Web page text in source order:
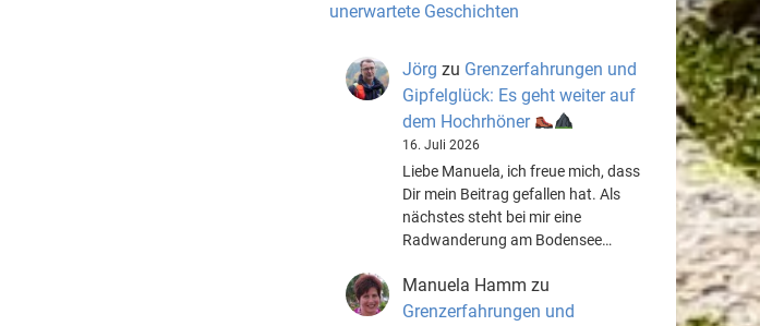
unerwartete Geschichten
Jörg zu Grenzerfahrungen und
Gipfelglück: Es geht weiter auf
dem Hochrhöner
16. Juli 2026
Liebe Manuela, ich freue mich, dass
Dir mein Beitrag gefallen hat. Als
nächstes steht bei mir eine
Radwanderung am Bodensee…
Manuela Hamm zu
Grenzerfahrungen und